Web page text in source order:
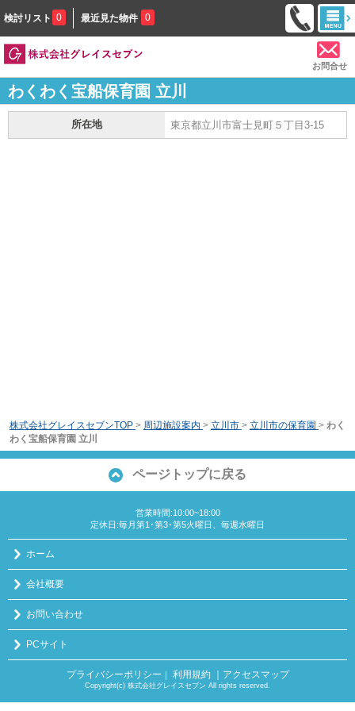
検討リスト 0 最近見た物件 0
お問合せ
わくわく宝船保育園 立川
所在地 東京都立川市富士見町５丁目3-15
株式会社グレイスセブンTOP > 周辺施設案内 > 立川市 > 立川市の保育園 > わく
わく宝船保育園 立川
ページトップに戻る
営業時間:10:00~18:00
定休日:毎月第1･第3･第5火曜日、毎週水曜日
ホーム
会社概要
お問い合わせ
PCサイト
プライバシーポリシー ｜ 利用規約 ｜アクセスマップ
Copyright(c) 株式会社グレイスセブン All rights reserved.